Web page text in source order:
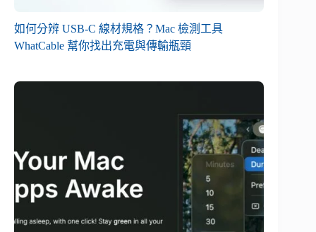
如何分辨 USB-C 線材規格？Mac 檢測工具
WhatCable 幫你找出充電與傳輸瓶頸